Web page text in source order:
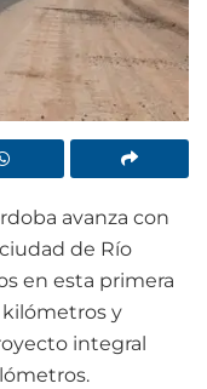
avanza con
de Río
en esta primera
y
integral